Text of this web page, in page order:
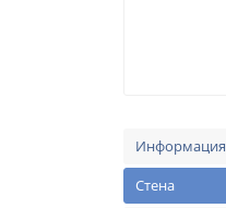
Информация
Стена